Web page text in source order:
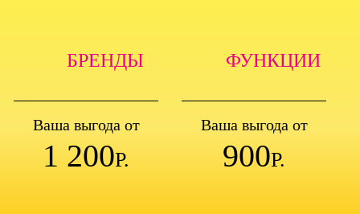
БРЕНДЫ
Ваша выгода от
1 200Р.
ФУНКЦИИ
Ваша выгода от
900Р.